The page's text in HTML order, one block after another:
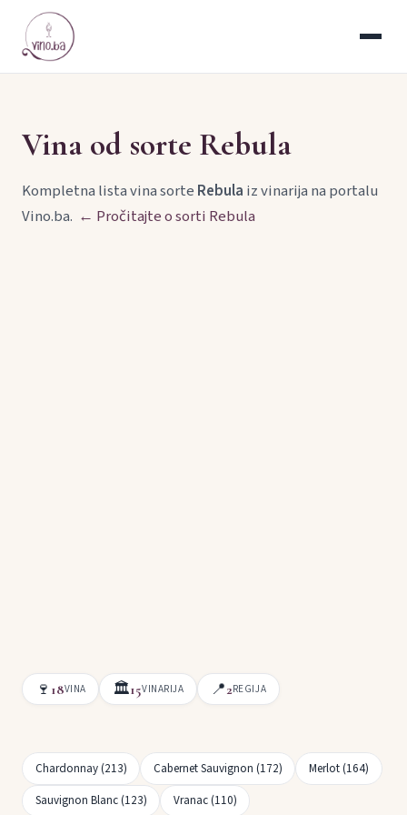
Vina od sorte Rebula
Kompletna lista vina sorte Rebula iz vinarija na portalu
Vino.ba. ← Pročitajte o sorti Rebula
🍷 18VINA 🏛15VINARIJA 📍2REGIJA
Chardonnay (213) Cabernet Sauvignon (172)
Merlot (164)
Sauvignon Blanc (123)
Vranac (110)